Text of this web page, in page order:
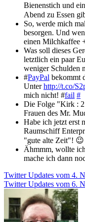
Bienenstich und
Abend zu Essen
So, werde mich
besorgen. Und
einen Milchkaffee
Was soll dieses
letztlich ein paar
weniger Schulden
#PayPal bekommt
Unterhttp://t.co/
mich nicht! #fail #
Die Folge "Kirk :
Frauen des Mr.
Habe ich jetzt erst
Raumschiff
"gute alte Zeit"! 😉
Ähmmm, wollte
mache ich dann
Twitter Updates vom 4.
Twitter Updates vom 6.